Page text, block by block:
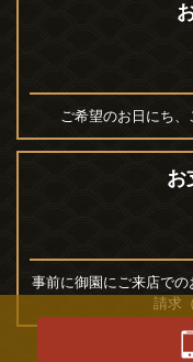
ご希望のお日にち、
お
事前に御園にご来店で
請求